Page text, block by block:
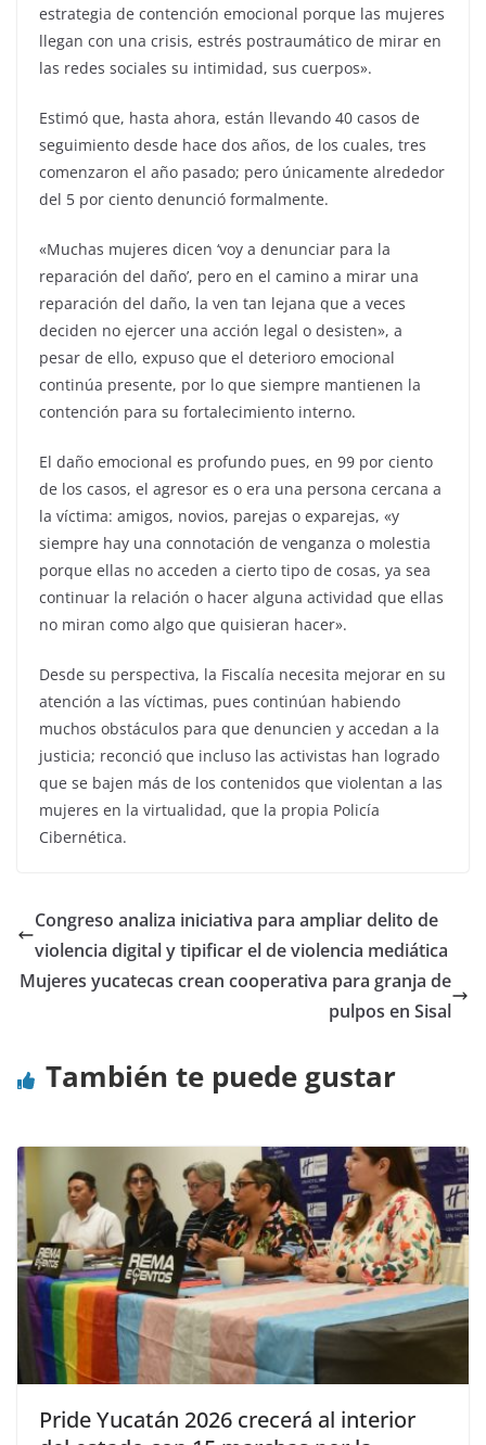
estrategia de contención emocional porque las mujeres
llegan con una crisis, estrés postraumático de mirar en
las redes sociales su intimidad, sus cuerpos».
Estimó que, hasta ahora, están llevando 40 casos de
seguimiento desde hace dos años, de los cuales, tres
comenzaron el año pasado; pero únicamente alrededor
del 5 por ciento denunció formalmente.
«Muchas mujeres dicen ‘voy a denunciar para la
reparación del daño’, pero en el camino a mirar una
reparación del daño, la ven tan lejana que a veces
deciden no ejercer una acción legal o desisten», a
pesar de ello, expuso que el deterioro emocional
continúa presente, por lo que siempre mantienen la
contención para su fortalecimiento interno.
El daño emocional es profundo pues, en 99 por ciento
de los casos, el agresor es o era una persona cercana a
la víctima: amigos, novios, parejas o exparejas, «y
siempre hay una connotación de venganza o molestia
porque ellas no acceden a cierto tipo de cosas, ya sea
continuar la relación o hacer alguna actividad que ellas
no miran como algo que quisieran hacer».
Desde su perspectiva, la Fiscalía necesita mejorar en su
atención a las víctimas, pues continúan habiendo
muchos obstáculos para que denuncien y accedan a la
justicia; reconció que incluso las activistas han logrado
que se bajen más de los contenidos que violentan a las
mujeres en la virtualidad, que la propia Policía
Cibernética.
Congreso analiza iniciativa para ampliar delito de
violencia digital y tipificar el de violencia mediática
Mujeres yucatecas crean cooperativa para granja de
pulpos en Sisal
También te puede gustar
Pride Yucatán 2026 crecerá al interior